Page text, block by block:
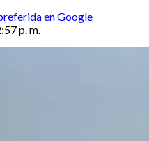
en Google
p. m.